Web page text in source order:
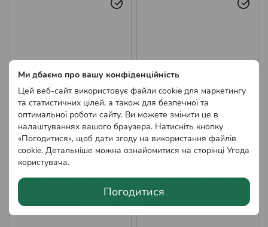
Ми дбаємо про вашу конфіденційність
Цей веб-сайт використовує файли cookie для маркетингу
та статистичних цілей, а також для безпечної та
оптимальної роботи сайту. Ви можете змінити це в
налаштуваннях вашого браузера. Натисніть кнопку
«Погодитися», щоб дати згоду на використання файлів
cookie. Детальніше можна ознайомитися на сторінці Угода
користувача.
Погодитися
Саджанці Сливи Точесан
(пізня)
180.00 грн
Немає в наявності
Оптові ціни
Саджанці Сливи Амерс
(пізня)
170.00 грн
Немає в наявності
Оптові ціни
Хіт